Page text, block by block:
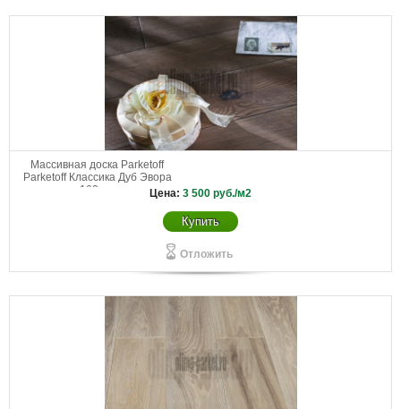
Массивная доска Parketoff
Parketoff Классика Дуб Эвора
160 мм
Цена: 3 500 руб./м2
Купить
Отложить